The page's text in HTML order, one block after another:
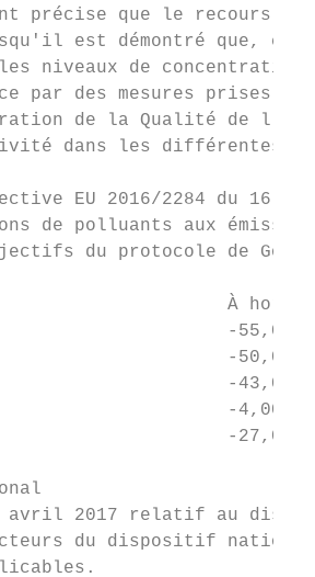
précise que le recours à
est démontré que,
niveaux de
par des mesures prises
de la Qualité de
dans les différentes
EU 2016/2284 du 16
de polluants aux
du protocole de
À
-
-
-
-4,00%
-
avril 2017 relatif au
du dispositif